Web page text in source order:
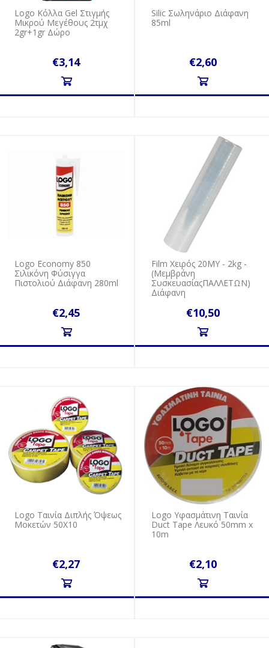
Logo Κόλλα Gel Στιγμής
Μικρού Μεγέθους 2τμχ
2gr+1gr Δώρο
€3,14
Silic Σωληνάριο Διάφανη
85ml
€2,60
Logo Economy 850
Σιλικόνη Φύσιγγα
Πιστολιού Διάφανη 280ml
€2,45
Film Χειρός 20MY - 2kg -
(Μεμβράνη
ΣυσκευασίαςΠΑΛΛΕΤΩΝ)
Διάφανη
€10,50
Logo Ταινία Διπλής Όψεως
Μοκετών 50Χ10
€2,27
Logo Υφασμάτινη Ταινία
Duct Tape Λευκό 50mm x
10m
€2,10